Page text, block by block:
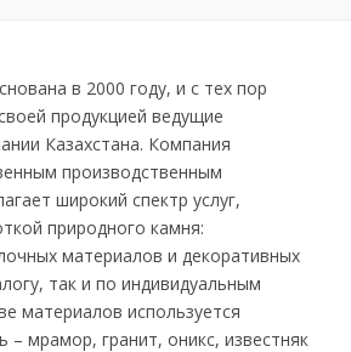
в 2000 году, и с тех пор
продукцией ведущие
Казахстана. Компания
производственным
широкий спектр услуг,
природного камня:
материалов и декоративных
так и по индивидуальным
материалов используется
– мрамор, гранит, оникс, известняк